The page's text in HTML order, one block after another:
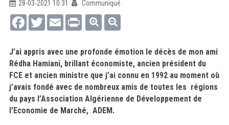
28-03-2021 10:31
Communiqué
FacebookTwitterEmail Print
J’ai appris avec une profonde émotion le décès de mon ami
Rédha Hamiani, brillant économiste, ancien président du
FCE et ancien ministre que j’ai connu en 1992 au moment où
j’avais fondé avec de nombreux amis de toutes les régions
du pays l’Association Algérienne de Développement de
l’Economie de Marché, ADEM.